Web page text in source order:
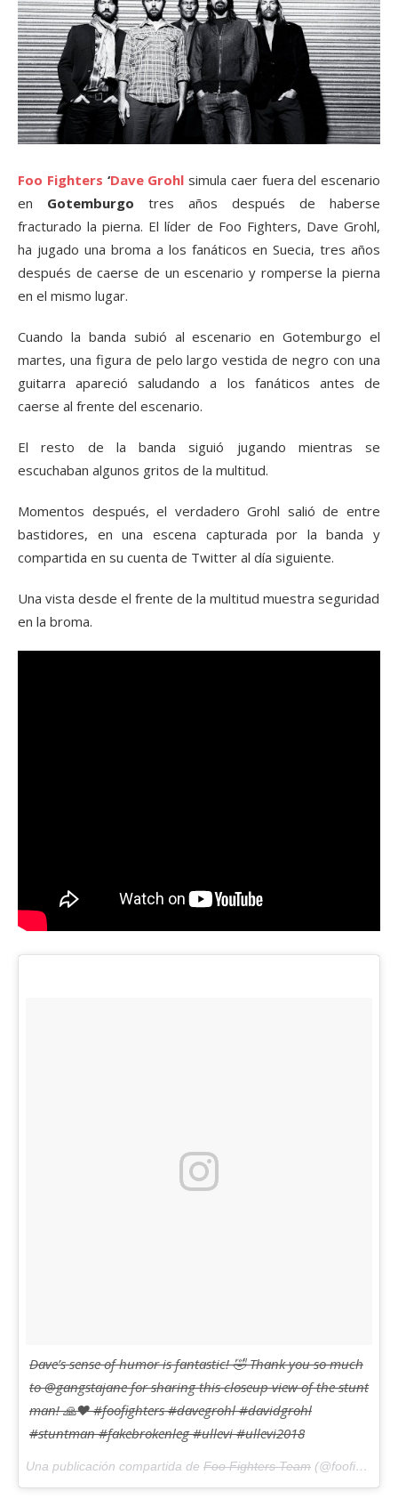
Foo Fighters ‘Dave Grohl simula caer fuera del escenario
en Gotemburgo tres años después de haberse
fracturado la pierna. El líder de Foo Fighters, Dave Grohl,
ha jugado una broma a los fanáticos en Suecia, tres años
después de caerse de un escenario y romperse la pierna
en el mismo lugar.
Cuando la banda subió al escenario en Gotemburgo el
martes, una figura de pelo largo vestida de negro con una
guitarra apareció saludando a los fanáticos antes de
caerse al frente del escenario.
El resto de la banda siguió jugando mientras se
escuchaban algunos gritos de la multitud.
Momentos después, el verdadero Grohl salió de entre
bastidores, en una escena capturada por la banda y
compartida en su cuenta de Twitter al día siguiente.
Una vista desde el frente de la multitud muestra seguridad
en la broma.
Dave’s sense of humor is fantastic! 🤣 Thank you so much
to @gangstajane for sharing this closeup view of the stunt
man! 🙏❤️ #foofighters #davegrohl #davidgrohl
#stuntman #fakebrokenleg #ullevi #ullevi2018
Una publicación compartida de Foo Fighters Team (@foofightersteam) el